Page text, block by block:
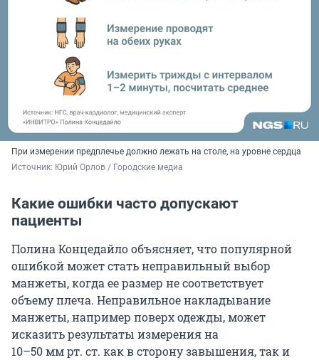
При измерении предплечье должно лежать на столе, на уровне сердца
Источник: Юрий Орлов / Городские медиа
Какие ошибки часто допускают
пациенты
Полина Концедайло объясняет, что популярной
ошибкой может стать неправильный выбор
манжеты, когда ее размер не соответствует
объему плеча. Неправильное накладывание
манжеты, например поверх одежды, может
исказить результаты измерения на
10–50 мм рт. ст. как в сторону завышения, так и